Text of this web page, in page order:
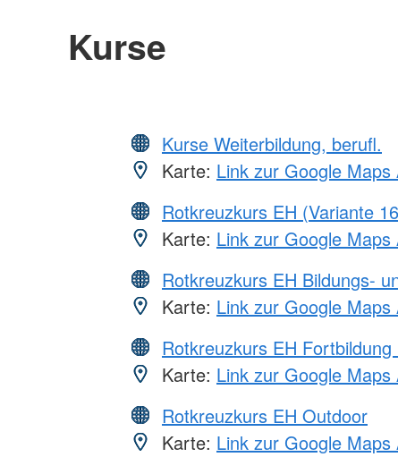
Kurse
Kurse Weiterbildung, berufl.
Karte: Link zur Google Maps
Rotkreuzkurs EH (Variante
Karte: Link zur Google Maps
Rotkreuzkurs EH Bildungs-
Karte: Link zur Google Maps
Rotkreuzkurs EH Fortbildung
Karte: Link zur Google Maps
Rotkreuzkurs EH Outdoor
Karte: Link zur Google Maps